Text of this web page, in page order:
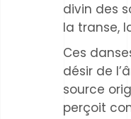
divin des
la transe,
Ces
désir de
source
perçoit